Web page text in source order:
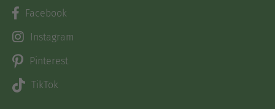
Facebook
Instagram
Pinterest
TikTok